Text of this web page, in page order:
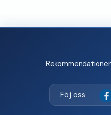
Rekommendationer
Följ oss